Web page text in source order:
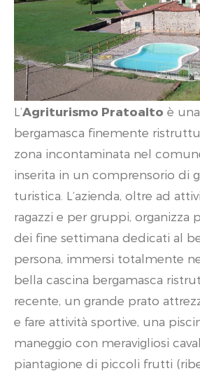
L’Agriturismo Pratoalto è
bergamasca finemente
zona incontaminata nel
inserita in un comprensorio di
turistica. L’azienda, oltre ad
ragazzi e per gruppi, organizza
dei fine settimana dedicati al
persona, immersi totalmente
bella cascina bergamasca
recente, un grande prato
e fare attività sportive, una
maneggio con meravigliosi
piantagione di piccoli frutti